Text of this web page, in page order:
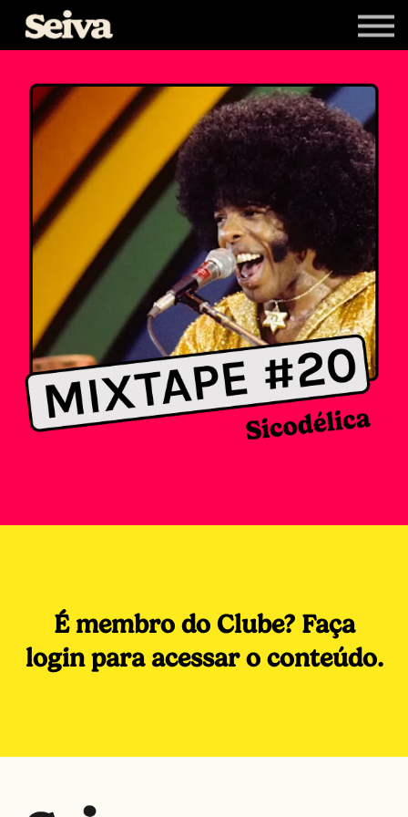
Newsletters
Entrar
Cadastrar-se
É membro do Clube? Faça
login para acessar o conteúdo.